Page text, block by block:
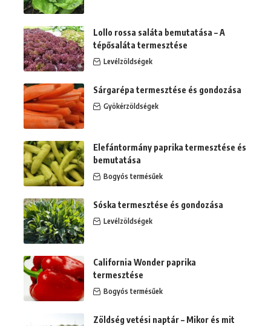
Lollo rossa saláta bemutatása – A
tépősaláta termesztése
Levélzöldségek
Sárgarépa termesztése és gondozása
Gyökérzöldségek
Elefántormány paprika termesztése és
bemutatása
Bogyós termésűek
Sóska termesztése és gondozása
Levélzöldségek
California Wonder paprika
termesztése
Bogyós termésűek
Zöldség vetési naptár – Mikor és mit